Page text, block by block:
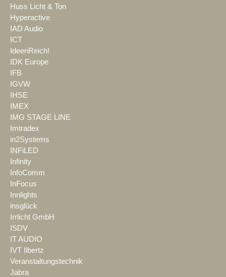
Huss Licht & Ton
Hyperactive
IAD Audio
ICT
IdeenReich!
IDK Europe
IFB
IGVW
IHSE
IMEX
IMG STAGE LINE
Imtradex
in2Systems
INFiLED
Infinity
InfoComm
InFocus
Innlights
insglück
Irrlicht GmbH
ISDV
IT AUDIO
IVT Ilbertz
Veranstaltungstechnik
Jabra